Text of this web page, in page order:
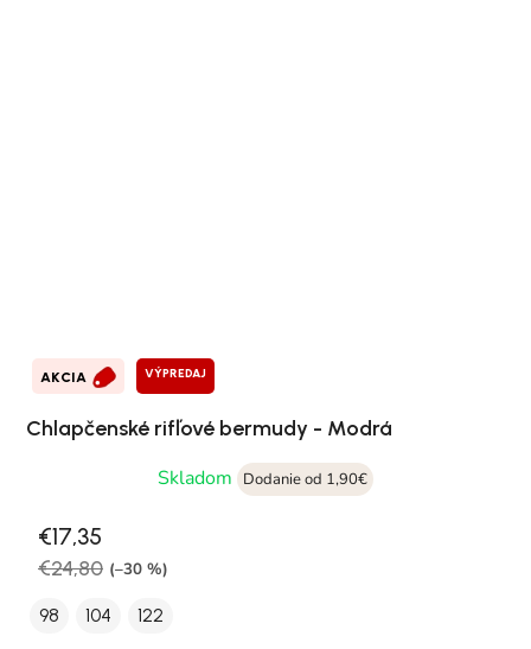
AKCIA VÝPREDAJ
Chlapčenské rifľové bermudy - Modrá
Skladom
Dodanie od 1,90€
€17,35
€24,80 (–30 %)
98 104 122